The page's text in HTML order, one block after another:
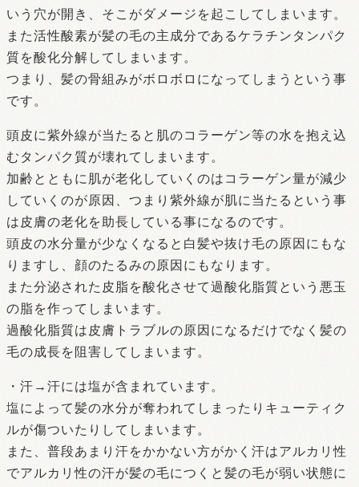
いう穴が開き、そこがダメージを起こしてしまいます。
また活性酸素が髪の毛の主成分であるケラチンタンパク
質を酸化分解してしまいます。
つまり、髪の骨組みがボロボロになってしまうという事
です。
頭皮に紫外線が当たると肌のコラーゲン等の水を抱え込
むタンパク質が壊れてしまいます。
加齢とともに肌が老化していくのはコラーゲン量が減少
していくのが原因、つまり紫外線が肌に当たるという事
は皮膚の老化を助長している事になるのです。
頭皮の水分量が少なくなると白髪や抜け毛の原因にもな
りますし、顔のたるみの原因にもなります。
また分泌された皮脂を酸化させて過酸化脂質という悪玉
の脂を作ってしまいます。
過酸化脂質は皮膚トラブルの原因になるだけでなく髪の
毛の成長を阻害してしまいます。
・汗→汗には塩が含まれています。
塩によって髪の水分が奪われてしまったりキューティク
ルが傷ついたりしてしまいます。
また、普段あまり汗をかかない方がかく汗はアルカリ性
でアルカリ性の汗が髪の毛につくと髪の毛が弱い状態に